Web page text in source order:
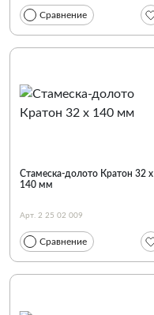
Сравнение
Стамеска-долото Кратон 32 х
140 мм
Арт. 2 25 02 009
Сравнение